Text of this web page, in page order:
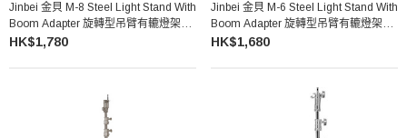
Jinbei 金貝 M-8 Steel Light Stand With
Boom Adapter 旋轉型吊臂有轆燈架
(530cm)
HK$1,780
Jinbei 金貝 M-6 Steel Light Stand With
Boom Adapter 旋轉型吊臂有轆燈架
(408cm)
HK$1,680